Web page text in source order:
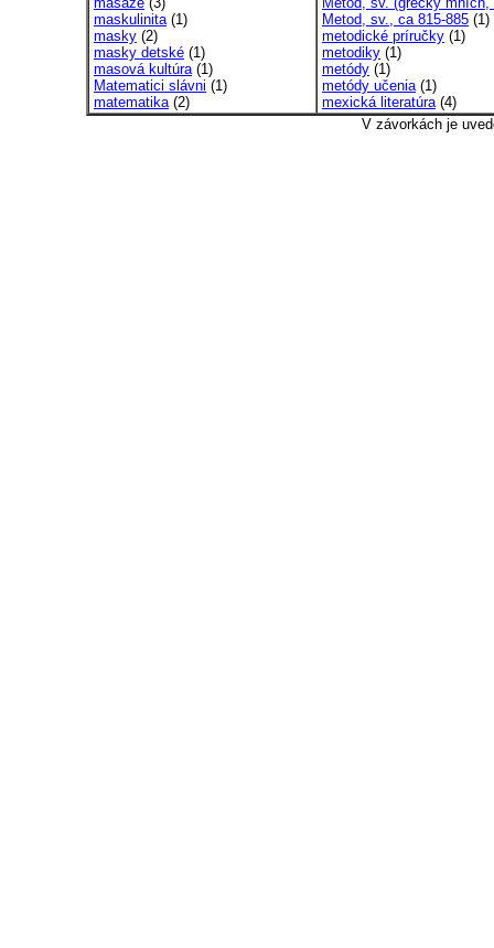
maskulinita(1)
masky (2)
masky detské (1)
masová kultúra(1)
Matematici slávni (1)
matematika(2)
Metod, sv., ca 815-885 (1)
metodické príručky (1)
metodiky (1)
metódy (1)
metódy učenia(1)
mexická literatúra(4)
V závorkách je